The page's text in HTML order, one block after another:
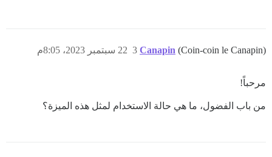
Canapin (Coin-coin le Canapin) 22 سبتمبر 2023، 8:05م 3
مرحباً!
من باب الفضول، ما هي حالة الاستخدام لمثل هذه الميزة؟